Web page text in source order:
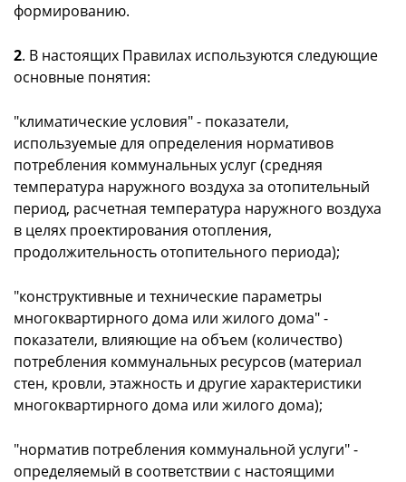
формированию.
2. В настоящих Правилах используются следующие
основные понятия:
"климатические условия" - показатели,
используемые для определения нормативов
потребления коммунальных услуг (средняя
температура наружного воздуха за отопительный
период, расчетная температура наружного воздуха
в целях проектирования отопления,
продолжительность отопительного периода);
"конструктивные и технические параметры
многоквартирного дома или жилого дома" -
показатели, влияющие на объем (количество)
потребления коммунальных ресурсов (материал
стен, кровли, этажность и другие характеристики
многоквартирного дома или жилого дома);
"норматив потребления коммунальной услуги" -
определяемый в соответствии с настоящими